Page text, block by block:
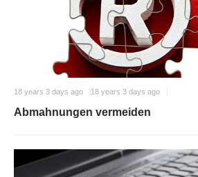
18 years 3 days ago 18 years 3 days ago
Abmahnungen vermeiden